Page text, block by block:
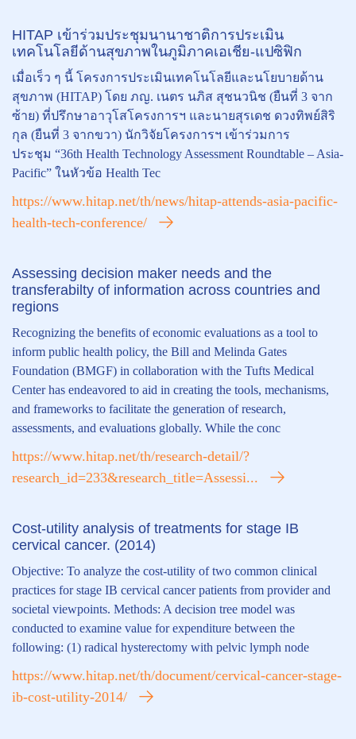
HITAP เข้าร่วมประชุมนานาชาติการประเมิน
เทคโนโลยีด้านสุขภาพในภูมิภาคเอเชีย-แปซิฟิก
เมื่อเร็ว ๆ นี้ โครงการประเมินเทคโนโลยีและนโยบายด้าน
สุขภาพ (HITAP) โดย ภญ. เนตร นภิส สุชนวนิช (ยืนที่ 3 จาก
ซ้าย) ที่ปรึกษาอาวุโสโครงการฯ และนายสุรเดช ดวงทิพย์สิริ
กุล (ยืนที่ 3 จากขวา) นักวิจัยโครงการฯ เข้าร่วมการ
ประชุม “36th Health Technology Assessment Roundtable – Asia-
Pacific” ในหัวข้อ Health Tec
https://www.hitap.net/th/news/hitap-attends-asia-pacific-
health-tech-conference/
Assessing decision maker needs and the
transferabilty of information across countries and
regions
Recognizing the benefits of economic evaluations as a tool to
inform public health policy, the Bill and Melinda Gates
Foundation (BMGF) in collaboration with the Tufts Medical
Center has endeavored to aid in creating the tools, mechanisms,
and frameworks to facilitate the generation of research,
assessments, and evaluations globally. While the conc
https://www.hitap.net/th/research-detail/?
research_id=233&research_title=Assessi...
Cost-utility analysis of treatments for stage IB
cervical cancer. (2014)
Objective: To analyze the cost-utility of two common clinical
practices for stage IB cervical cancer patients from provider and
societal viewpoints. Methods: A decision tree model was
conducted to examine value for expenditure between the
following: (1) radical hysterectomy with pelvic lymph node
https://www.hitap.net/th/document/cervical-cancer-stage-
ib-cost-utility-2014/